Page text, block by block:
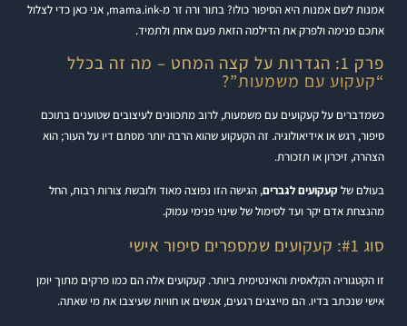
אמנות לשם אמנות היא הסיפור כולו? בתור ורה זר מ-mama.ink, אני כאן כדי לצלול
אתכם פנימה ולפרק את הדילמה הזאת פעם אחת ולתמיד.
פרק 1: הגדרות על קצה המחט – מה זה בכלל
“קעקוע עם משמעות”?
כשמדברים על קעקועים עם משמעות, לרוב מתכוונים לעיצובים שטוענים בתוכם
סיפור, רגש או אידיאולוגיה. זה הקעקוע שהוא הרבה יותר מסתם דיו על העור; הוא
הצהרה, זיכרון או תזכורת.
בעולם שלקעקועים לגברים, הגישה הזו נפוצה מאוד ולובשת צורות רבות, החל
מהנצחת אדם יקר ועד לסימול של שינוי פנימי עמוק.
סוג #1: קעקועים שמספרים סיפור אישי
זו הקטגוריה הקלאסית והאינטימית ביותר. קעקועים אלה הם כמו פרקים מתוך יומן
אישי שנכתב בדיו. הם מייצגים רגעים, אנשים או חוויות שעיצבו את מי שאתה.